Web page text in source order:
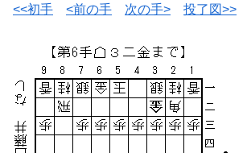
<<初手 <前の手 次の手> 投了図>>